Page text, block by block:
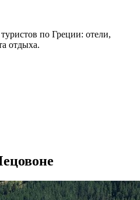
по Греции: отели,
отдыха.